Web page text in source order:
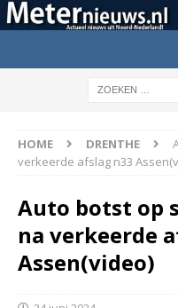
HOME DRENTHE
verkeerde afslag n33
Auto botst op
na verkeerde
Assen(video)